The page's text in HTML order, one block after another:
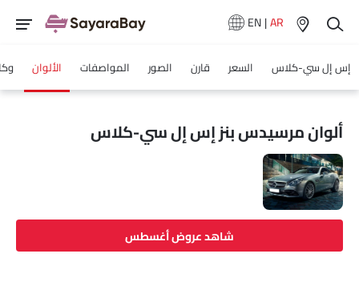
EN|AR
إس إل سي-كلاس السعر قارن الصور المواصفات الألوان
ألوان مرسيدس بنز إس إل سي-كلاس
شاهد عروض أغسطس